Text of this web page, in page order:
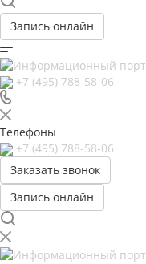
Запись онлайн
+7 (495) 788-58-06
Телефоны
+7 (495) 788-58-06
Заказать звонок
Запись онлайн